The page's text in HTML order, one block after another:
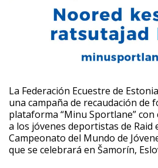
La Federación Ecuestre de
una campaña de recaudación de
plataforma “Minu Sportlane”
a los jóvenes deportistas de Raid
Campeonato del Mundo de
que se celebrará en Šamorín,